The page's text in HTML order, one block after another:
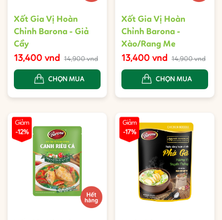
Xốt Gia Vị Hoàn
Chỉnh Barona - Giả
Cầy
13,400 vnd 14,900 vnd
CHỌN MUA
Xốt Gia Vị Hoàn
Chỉnh Barona -
Xào/Rang Me
13,400 vnd 14,900 vnd
CHỌN MUA
Giảm
-12%
Giảm
-17%